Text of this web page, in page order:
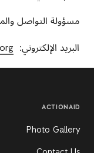
مسؤولة التواصل
البريد الإلكتروني:
ACTIONAID
Photo Gallery